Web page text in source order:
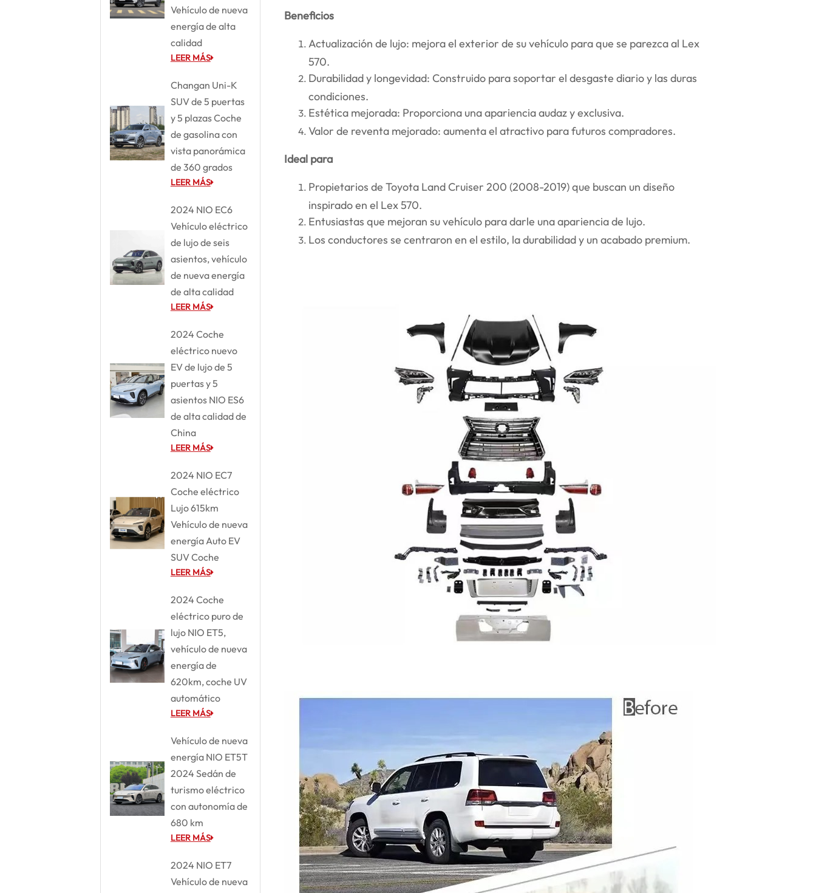
Vehículo de nueva
energía de alta
calidad
LEER MÁS
Changan Uni-K
SUV de 5 puertas
y 5 plazas Coche
de gasolina con
vista panorámica
de 360 grados
LEER MÁS
2024 NIO EC6
Vehículo eléctrico
de lujo de seis
asientos, vehículo
de nueva energía
de alta calidad
LEER MÁS
2024 Coche
eléctrico nuevo
EV de lujo de 5
puertas y 5
asientos NIO ES6
de alta calidad de
China
LEER MÁS
2024 NIO EC7
Coche eléctrico
Lujo 615km
Vehículo de nueva
energía Auto EV
SUV Coche
LEER MÁS
2024 Coche
eléctrico puro de
lujo NIO ET5,
vehículo de nueva
energía de
620km, coche UV
automático
LEER MÁS
Vehículo de nueva
energía NIO ET5T
2024 Sedán de
turismo eléctrico
con autonomía de
680 km
LEER MÁS
2024 NIO ET7
Vehículo de nueva
Beneficios
Actualización de lujo: mejora el exterior de su vehículo para que se parezca al Lex
570.
Durabilidad y longevidad: Construido para soportar el desgaste diario y las duras
condiciones.
Estética mejorada: Proporciona una apariencia audaz y exclusiva.
Valor de reventa mejorado: aumenta el atractivo para futuros compradores.
Ideal para
Propietarios de Toyota Land Cruiser 200 (2008-2019) que buscan un diseño
inspirado en el Lex 570.
Entusiastas que mejoran su vehículo para darle una apariencia de lujo.
Los conductores se centraron en el estilo, la durabilidad y un acabado premium.